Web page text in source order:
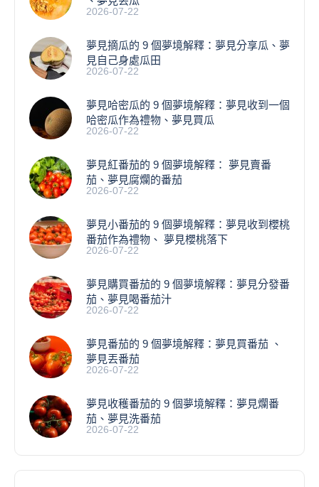
2026-07-22
夢見摘瓜的 9 個夢境解釋：夢見分享瓜、夢
見自己身處瓜田
2026-07-22
夢見哈密瓜的 9 個夢境解釋：夢見收到一個
哈密瓜作為禮物、夢見買瓜
2026-07-22
夢見紅番茄的 9 個夢境解釋： 夢見賣番
茄、夢見腐爛的番茄
2026-07-22
​夢見小番茄的 9 個夢境解釋：夢見收到櫻桃
番茄作為禮物、 夢見櫻桃落下
2026-07-22
夢見購買番茄的 9 個夢境解釋：夢見分發番
茄、夢見喝番茄汁
2026-07-22
夢見番茄的 9 個夢境解釋：夢見買番茄 、
夢見丟番茄
2026-07-22
夢見收穫番茄的 9 個夢境解釋：夢見爛番
茄、夢見洗番茄
2026-07-22